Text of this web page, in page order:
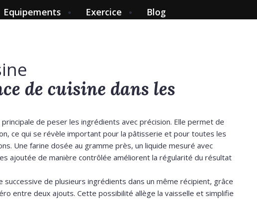
Equipements Exercice Blog
de cuisine dans les
de peser les ingrédients avec précision. Elle permet de
ce qui se révèle important pour la pâtisserie et pour toutes les
Une farine dosée au gramme près, un liquide mesuré avec
ajoutée de manière contrôlée améliorent la régularité du résultat
de plusieurs ingrédients dans un même récipient, grâce
entre deux ajouts. Cette possibilité allège la vaisselle et simplifie